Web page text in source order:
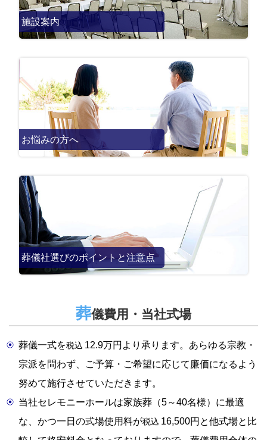
施設案内
お悩みの方へ
葬儀社選びのポイントと注意点
葬儀費用・当社式場
葬儀一式を税込 12.9万円より承ります。あらゆる宗教・
宗派を問わず、ご予算・ご希望に応じて廉価になるよう
努めて施行させていただきます。
当社セレモニーホールは家族葬（5～40名様）に最適
な、かつ一日の式場使用料が税込 16,500円と他式場と比